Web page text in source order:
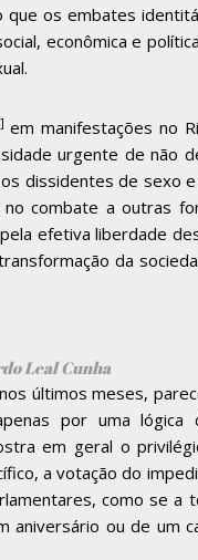
os embates
econômica e
em manifestações no
urgente de não
dissidentes de sexo
combate a outras
efetiva liberdade
da
Leal Cunha
últimos meses,
por uma
em geral o
a votação do
como se
ou de um